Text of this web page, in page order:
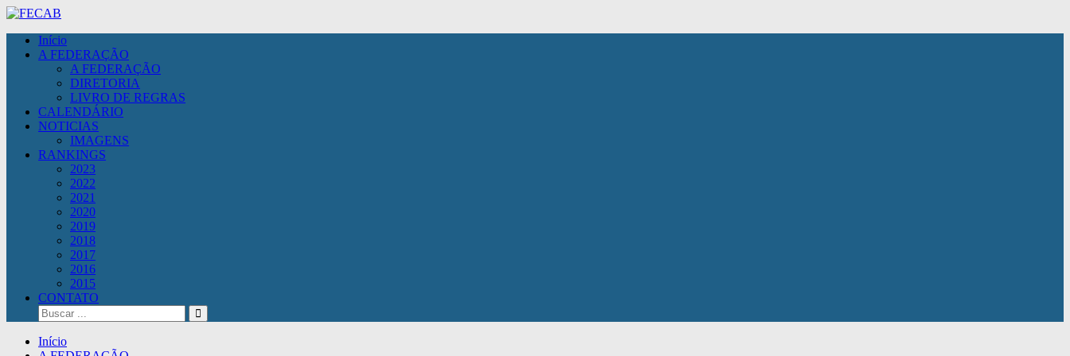
Skip
content
FECAB
Federação Catarinense de Bodyboarding
Início
A FEDERAÇÃO
A FEDERAÇÃO
DIRETORIA
LIVRO DE REGRAS
CALENDÁRIO
NOTICIAS
IMAGENS
RANKINGS
2023
2022
2021
2020
2019
2018
2017
2016
2015
CONTATO
Início